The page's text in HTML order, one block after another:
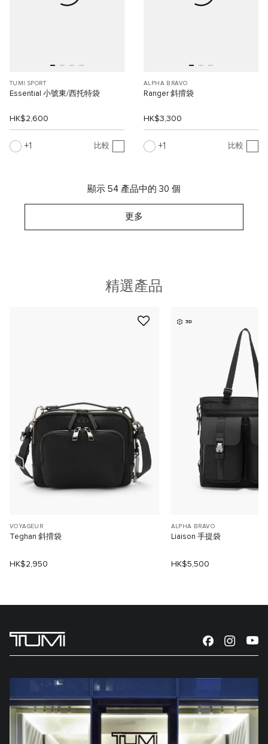
TUMI SPORT
Essential 小號東/西托特袋
HK$2,600
1 比較
ALPHA BRAVO
Ranger 斜揹袋
HK$3,300
1 比較
顯示 54 產品中的 30 個
更多
精選產品
VOYAGEUR
Teghan 斜揹袋
HK$2,950
3D
ALPHA BRAVO
Liaison 手提袋
HK$5,500